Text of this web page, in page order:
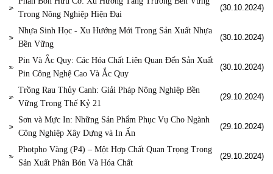
Trong Nông Nghiệp Hiện Đại
(30.10.2024)
Nhựa Sinh Học - Xu Hướng Mới Trong Sản Xuất Nhựa
Bền Vững
(30.10.2024)
Pin Và Ắc Quy: Các Hóa Chất Liên Quan Đến Sản Xuất
Pin Công Nghệ Cao Và Ắc Quy
(30.10.2024)
Trồng Rau Thủy Canh: Giải Pháp Nông Nghiệp Bền
Vững Trong Thế Kỷ 21
(29.10.2024)
Sơn và Mực In: Những Sản Phẩm Phục Vụ Cho Ngành
Công Nghiệp Xây Dựng và In Ấn
(29.10.2024)
Photpho Vàng (P4) – Một Hợp Chất Quan Trọng Trong
Sản Xuất Phân Bón Và Hóa Chất
(29.10.2024)